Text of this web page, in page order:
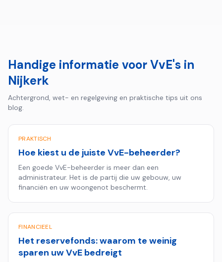
Handige informatie voor VvE's in
Nijkerk
Achtergrond, wet- en regelgeving en praktische tips uit ons
blog.
PRAKTISCH
Hoe kiest u de juiste VvE-beheerder?
Een goede VvE-beheerder is meer dan een
administrateur. Het is de partij die uw gebouw, uw
financiën en uw woongenot beschermt.
FINANCIEEL
Het reservefonds: waarom te weinig
sparen uw VvE bedreigt